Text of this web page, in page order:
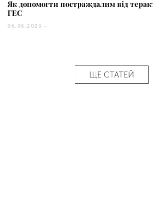
Як допомогти постраждалим від
ГЕС
06.06.2023 -
ЩЕ СТАТЕЙ